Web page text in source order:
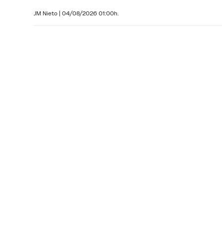
JM Nieto | 04/08/2026 01:00h.